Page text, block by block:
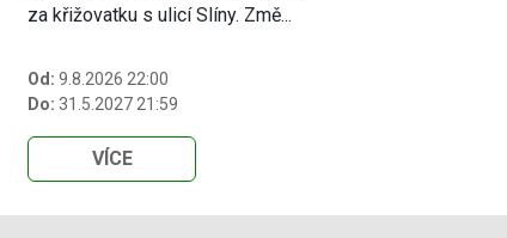
za křižovatku s ulicí Slíny. Změ...
Od: 9.8.2026 22:00
Do: 31.5.2027 21:59
VÍCE